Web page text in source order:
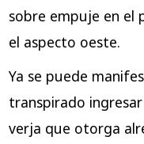
sobre empuje en el
el aspecto oeste.
Ya se puede
transpirado
verja que otorga